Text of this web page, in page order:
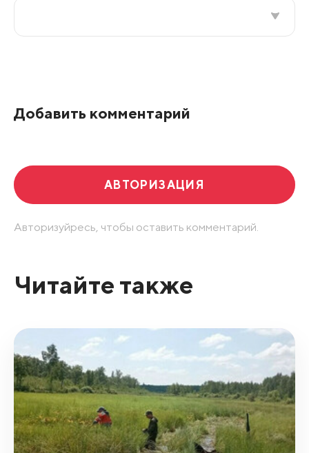
Добавить комментарий
АВТОРИЗАЦИЯ
Авторизуйресь, чтобы оставить комментарий.
Читайте также